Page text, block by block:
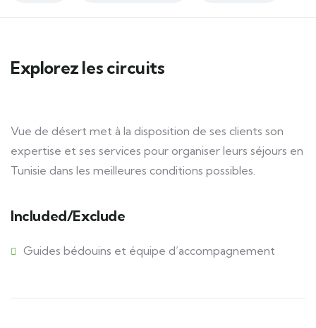
Explorez les circuits
Vue de désert met à la disposition de ses clients son
expertise et ses services pour organiser leurs séjours en
Tunisie dans les meilleures conditions possibles.
Included/Exclude
Guides bédouins et équipe d’accompagnement